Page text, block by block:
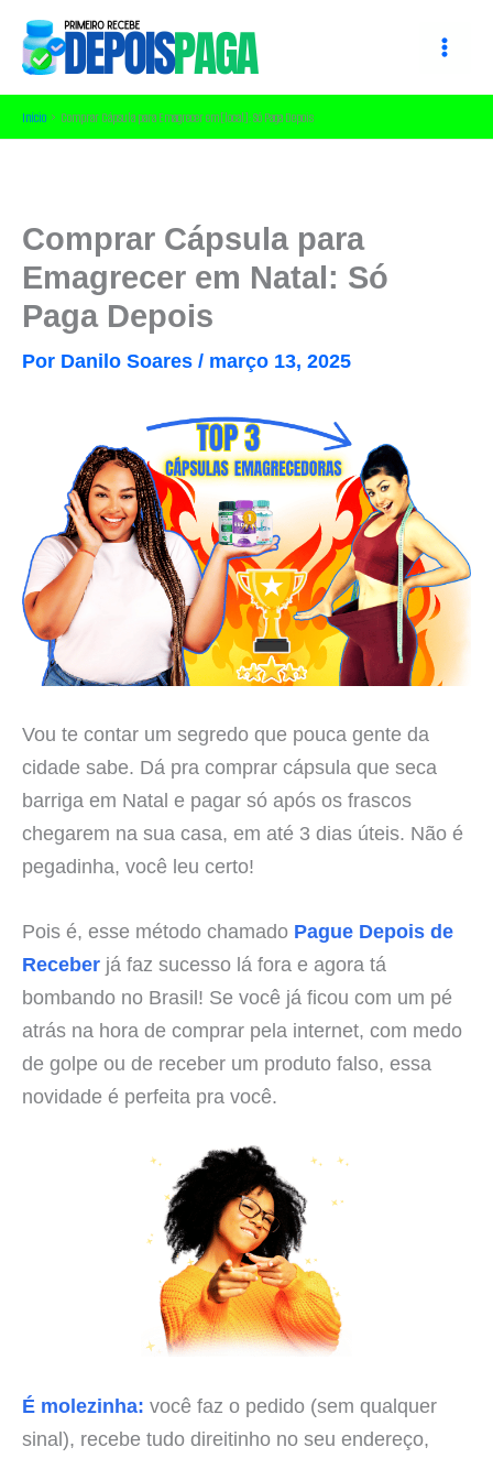
para
conteúdo
Início Comprar Cápsula para Emagrecer em [local]: Só Paga Depois
Comprar Cápsula para
Emagrecer em Natal: Só
Paga Depois
Por Danilo Soares / março 13, 2025
Vou te contar um segredo que pouca gente da
cidade sabe. Dá pra comprar cápsula que seca
barriga em Natal e pagar só após os frascos
chegarem na sua casa, em até 3 dias úteis. Não é
pegadinha, você leu certo!
Pois é, esse método chamado Pague Depois de
Receber já faz sucesso lá fora e agora tá
bombando no Brasil! Se você já ficou com um pé
atrás na hora de comprar pela internet, com medo
de golpe ou de receber um produto falso, essa
novidade é perfeita pra você.
É molezinha: você faz o pedido (sem qualquer
sinal), recebe tudo direitinho no seu endereço,